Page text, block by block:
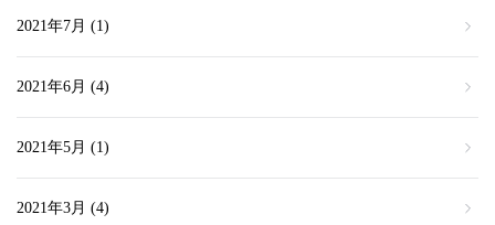
2021年7月 (1)
2021年6月 (4)
2021年5月 (1)
2021年3月 (4)